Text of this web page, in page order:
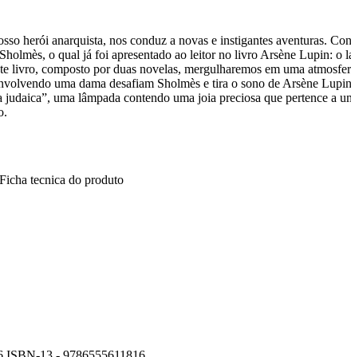
herói anarquista, nos conduz a novas e instigantes aventuras.
o qual já foi apresentado ao leitor no livro Arsène Lupin: o
livro, composto por duas novelas, mergulharemos em uma
uma dama desafiam Sholmès e tira o sono de Arsène
uma lâmpada contendo uma joia preciosa que pertence a
Ficha tecnica do produto